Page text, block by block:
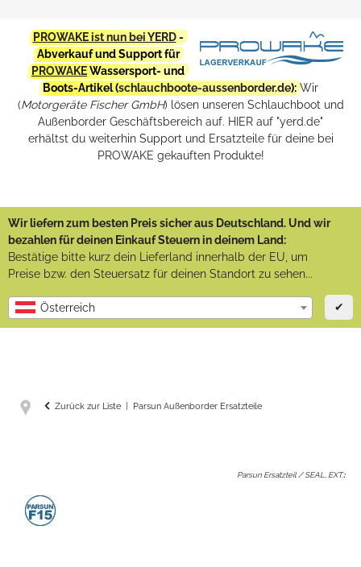
PROWAKE ist nun bei YERD-
Abverkauf und Support für
PROWAKEWassersport- und
Boots-Artikel (schlauchboote-aussenborder.de): Wir
(Motorgeräte Fischer GmbH) lösen unseren Schlauchboot und
Außenborder Geschäftsbereich auf. HIER auf "yerd.de"
erhältst du weiterhin Support und Ersatzteile für deine bei
PROWAKE gekauften Produkte!
Wir liefern zum besten Preis sicher aus Deutschland. Und wir
bezahlen für deinen Einkauf Steuern in deinem Land:
Bestätige bitte kurz dein Lieferland innerhalb der EU, um
Preise bzw. den Steuersatz für deinen Standort zu sehen...
Österreich ✔
Zurück zur Liste Parsun Außenborder Ersatzteile
Parsun Ersatzteil / SEAL, EXT.: